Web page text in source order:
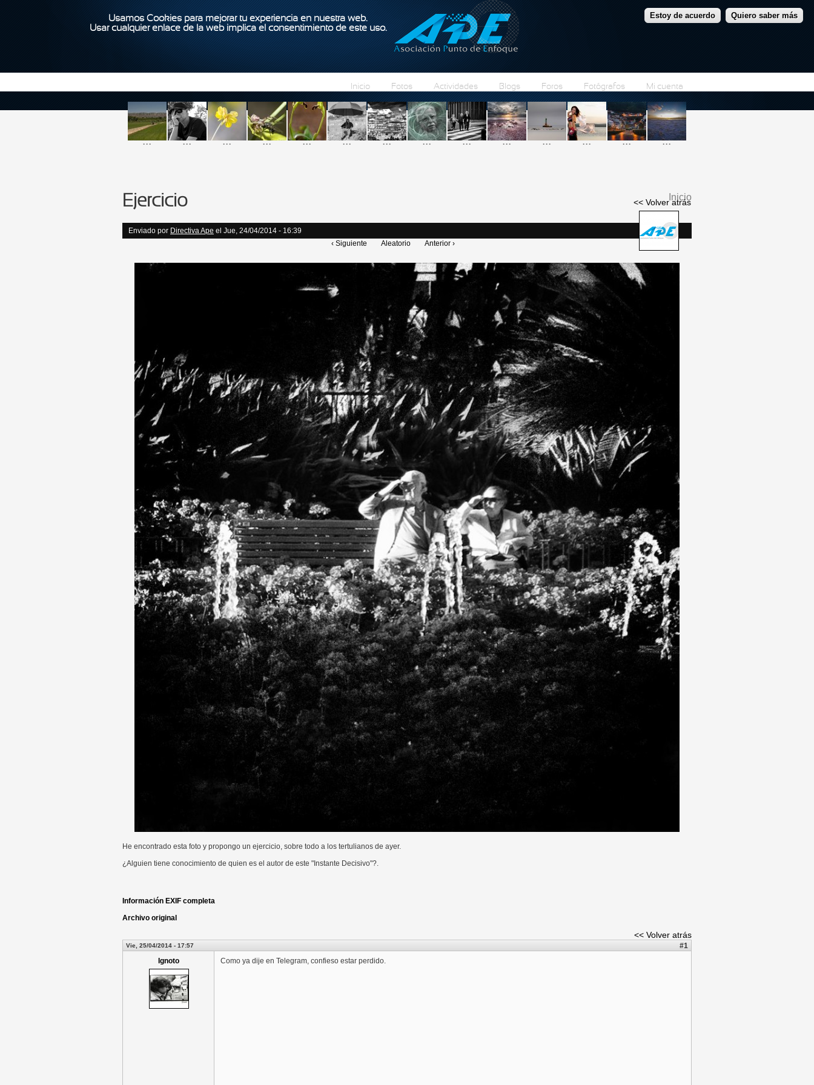
Usamos Cookies para mejorar tu experiencia en nuestra web.
Usar cualquier enlace de la web implica el consentimiento de este uso.
Estoy de acuerdo Quiero saber más
Pasar al contenido principal
Inicio Fotos Actividades Blogs Foros Fotógrafos Mi cuenta
... ... ... ... ... ... ... ... ... ... ... ... ... ...
Se encuentra usted
aquí
Inicio
Ejercicio << Volver atrás
Enviado por Directiva Ape el Jue, 24/04/2014 - 16:39
‹ Siguiente
Aleatorio Anterior ›
He encontrado esta foto y propongo un ejercicio, sobre todo a los tertulianos de ayer.
¿Alguien tiene conocimiento de quien es el autor de este "Instante Decisivo"?.
Información EXIF completa
Archivo original
<< Volver atrás
Vie, 25/04/2014 - 17:57
#1
Ignoto
Como ya dije en Telegram, confieso estar perdido.